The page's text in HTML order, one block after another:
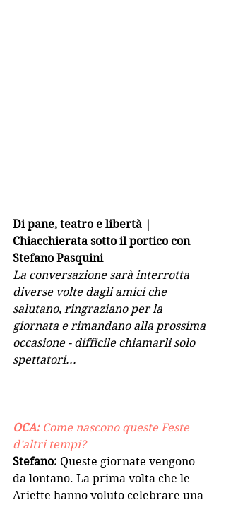
Di pane, teatro e libertà |
Chiacchierata sotto il portico con
Stefano Pasquini
La conversazione sarà interrotta
diverse volte dagli amici che
salutano, ringraziano per la
giornata e rimandano alla prossima
occasione - difficile chiamarli solo
spettatori...
OCA: Come nascono queste Feste
d’altri tempi?
Stefano: Queste giornate vengono
da lontano. La prima volta che le
Ariette hanno voluto celebrare una